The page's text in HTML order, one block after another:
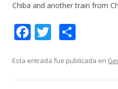
Chiba and another train from
F
e
T
itt m
Esta entrada fue publicada en